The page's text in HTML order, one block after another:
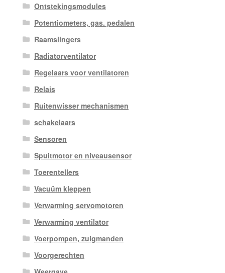
Ontstekingsmodules
Potentiometers, gas. pedalen
Raamslingers
Radiatorventilator
Regelaars voor ventilatoren
Relais
Ruitenwisser mechanismen
schakelaars
Sensoren
Spuitmotor en niveausensor
Toerentellers
Vacuüm kleppen
Verwarming servomotoren
Verwarming ventilator
Voerpompen, zuigmanden
Voorgerechten